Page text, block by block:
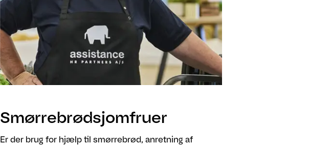
Smørrebrødsjomfruer
Er der brug for hjælp til smørrebrød, anretning af